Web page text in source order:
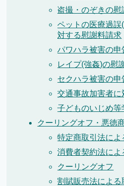
盗撮・のぞきの慰
ペットの医療過誤
対する慰謝料請求
パワハラ被害の申
レイプ(強姦)の慰
セクハラ被害の申
交通事故加害者
子どものいじめ
クーリングオフ・悪徳
特定商取引法によ
消費者契約法によ
クーリングオフ
割賦販売法による